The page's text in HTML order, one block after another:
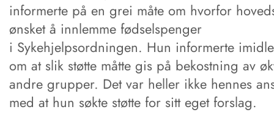
informerte på en grei måte om hvorfor
ønsket å innlemme fødselspenger
i Sykehjelpsordningen. Hun informerte
om at slik støtte måtte gis på bekostning av
andre grupper. Det var heller ikke hennes
med at hun søkte støtte for sitt eget forslag.